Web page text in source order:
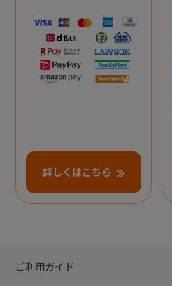
詳しくはこちら
ご利用ガイド